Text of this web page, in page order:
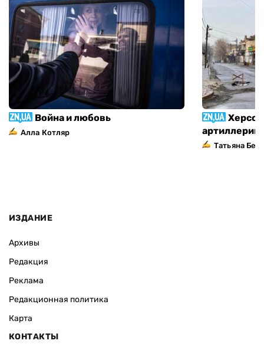
Война и любовь
Алла Котляр
Татьяна
ИЗДАНИЕ
Архивы
Редакция
Реклама
Редакционная политика
Карта
КОНТАКТЫ